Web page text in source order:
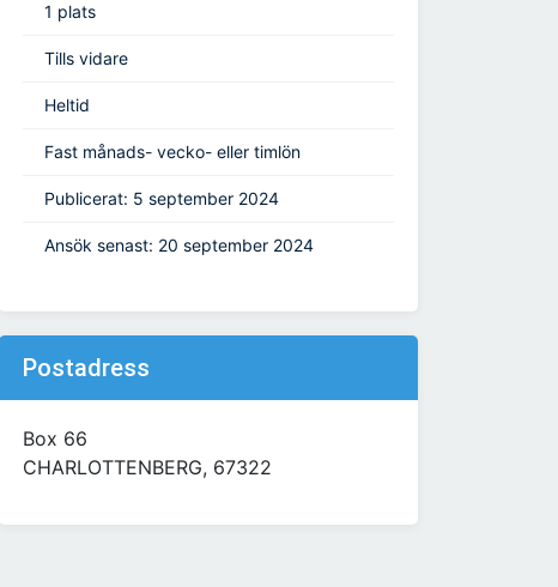
1 plats
Tills vidare
Heltid
Fast månads- vecko- eller timlön
Publicerat: 5 september 2024
Ansök senast: 20 september 2024
Postadress
Box 66
CHARLOTTENBERG, 67322